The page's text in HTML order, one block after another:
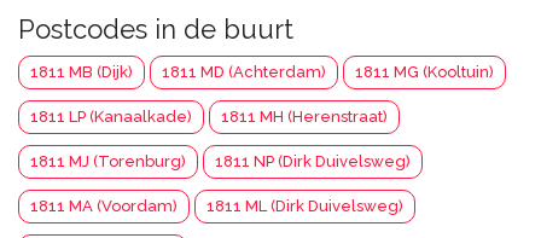
Postcodes in de buurt
1811 MB (Dijk) 1811 MD (Achterdam) 1811 MG (Kooltuin)
1811 LP (Kanaalkade) 1811 MH (Herenstraat)
1811 MJ (Torenburg) 1811 NP (Dirk Duivelsweg)
1811 MA (Voordam) 1811 ML (Dirk Duivelsweg)